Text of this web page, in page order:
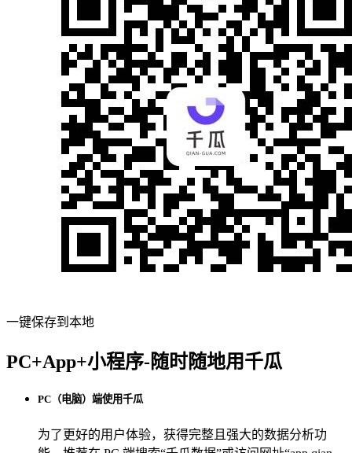
一键保存到本地
PC+App+小程序-随时随地用千瓜
PC（电脑）端使用千瓜
为了更好的用户体验，获得完整且强大的数据分析功